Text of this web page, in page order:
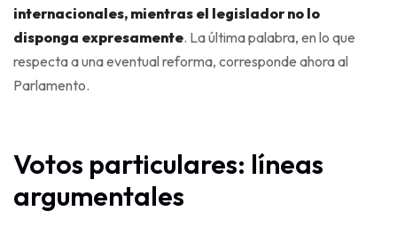
internacionales, mientras el legislador no lo
disponga expresamente. La última palabra, en lo que
respecta a una eventual reforma, corresponde ahora al
Parlamento.
Votos particulares: líneas
argumentales